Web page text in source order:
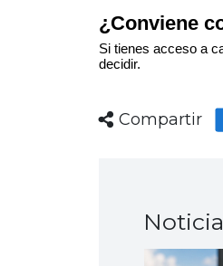
¿Conviene
Si tienes acceso a
decidir.
Compartir